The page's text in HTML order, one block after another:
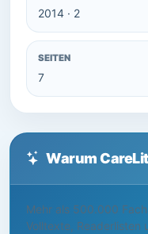
2014 · 2
SEITEN
7
Warum
Mehr als 500.000
Volltexte, Readerlisten